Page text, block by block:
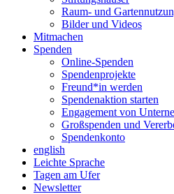
Raum- und
Bilder und Videos
Mitmachen
Spenden
Online-Spenden
Spendenprojekte
Freund*in werden
Spendenaktion starten
Engagement von
Großspenden und
Spendenkonto
english
Leichte Sprache
Tagen am Ufer
Newsletter